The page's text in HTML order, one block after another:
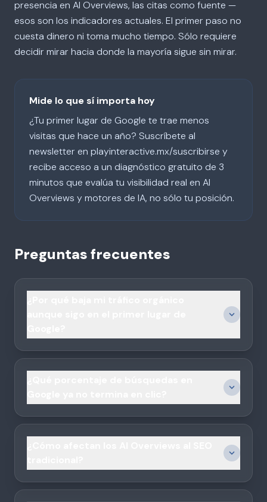
presencia en AI Overviews, las citas como fuente —
esos son los indicadores actuales. El primer paso no
cuesta dinero ni toma mucho tiempo. Sólo requiere
decidir mirar hacia donde la mayoría sigue sin mirar.
Mide lo que sí importa hoy
¿Tu primer lugar de Google te trae menos
visitas que hace un año? Suscríbete al
newsletter en playinteractive.mx/suscribirse y
recibe acceso a un diagnóstico gratuito de 3
minutos que evalúa tu visibilidad real en AI
Overviews y motores de IA, no sólo tu posición.
Preguntas frecuentes